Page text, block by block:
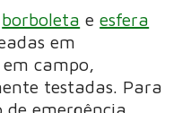
borboleta eesfera
em
campo,
testadas. Para